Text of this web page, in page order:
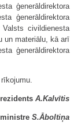
ģenerāldirektora
ģenerāldirektora
civildienesta
un materiālu, kā arī
ģenerāldirektora
A.Kalvītis
S.Āboltiņa